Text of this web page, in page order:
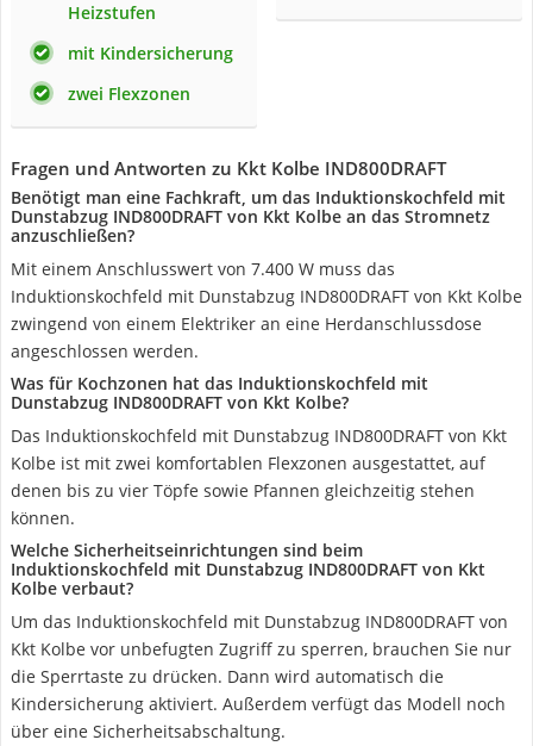
Heizstufen
mit Kindersicherung
zwei Flexzonen
Fragen und Antworten zu Kkt Kolbe IND800DRAFT
Benötigt man eine Fachkraft, um das Induktionskochfeld mit
Dunstabzug IND800DRAFT von Kkt Kolbe an das Stromnetz
anzuschließen?
Mit einem Anschlusswert von 7.400 W muss das
Induktionskochfeld mit Dunstabzug IND800DRAFT von Kkt Kolbe
zwingend von einem Elektriker an eine Herdanschlussdose
angeschlossen werden.
Was für Kochzonen hat das Induktionskochfeld mit
Dunstabzug IND800DRAFT von Kkt Kolbe?
Das Induktionskochfeld mit Dunstabzug IND800DRAFT von Kkt
Kolbe ist mit zwei komfortablen Flexzonen ausgestattet, auf
denen bis zu vier Töpfe sowie Pfannen gleichzeitig stehen
können.
Welche Sicherheitseinrichtungen sind beim
Induktionskochfeld mit Dunstabzug IND800DRAFT von Kkt
Kolbe verbaut?
Um das Induktionskochfeld mit Dunstabzug IND800DRAFT von
Kkt Kolbe vor unbefugten Zugriff zu sperren, brauchen Sie nur
die Sperrtaste zu drücken. Dann wird automatisch die
Kindersicherung aktiviert. Außerdem verfügt das Modell noch
über eine Sicherheitsabschaltung.